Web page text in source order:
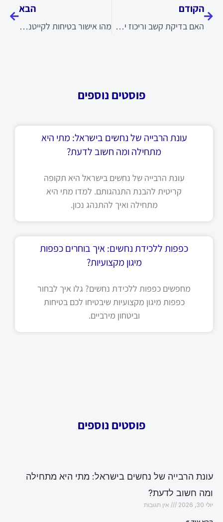
הקודם
האם בדיקת קשב וריכוז יכולה להוות פתרון עבור ילדים ומבוגרים?
הבא
מהו אישור בטיחות לקייטנה ואיך להשיג אותו?
פוסטים נוספים
עונת הרבייה של נחשים בישראל: מתי היא
מתחילה ומה חשוב לדעת?
עונת הרבייה של נחשים בישראל היא תקופה
קריטית להבנת התנהגותם. למדו מתי היא
מתחילה ואיך להתנהג נכון.
כפפות ללכידת נחשים: איך בוחרים כפפות
מיגון מקצועיות?
מחפשים כפפות ללכידת נחשים? גלו איך לבחור
כפפות מיגון מקצועיות שיבטיחו לכם בטיחות
וביטחון מירביים.
פוסטים נוספים
עונת הרבייה של נחשים בישראל: מתי היא מתחילה
ומה חשוב לדעת?
יולי 30, 2026 אין תגובות